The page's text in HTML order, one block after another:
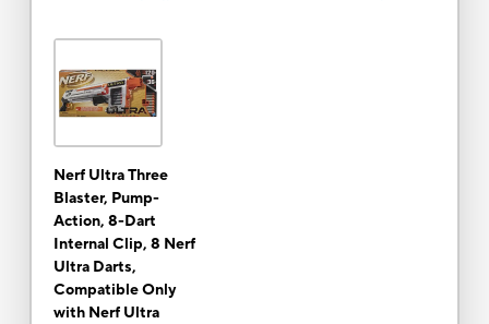
Nerf Ultra Three
Blaster, Pump-
Action, 8-Dart
Internal Clip, 8 Nerf
Ultra Darts,
Compatible Only
with Nerf Ultra